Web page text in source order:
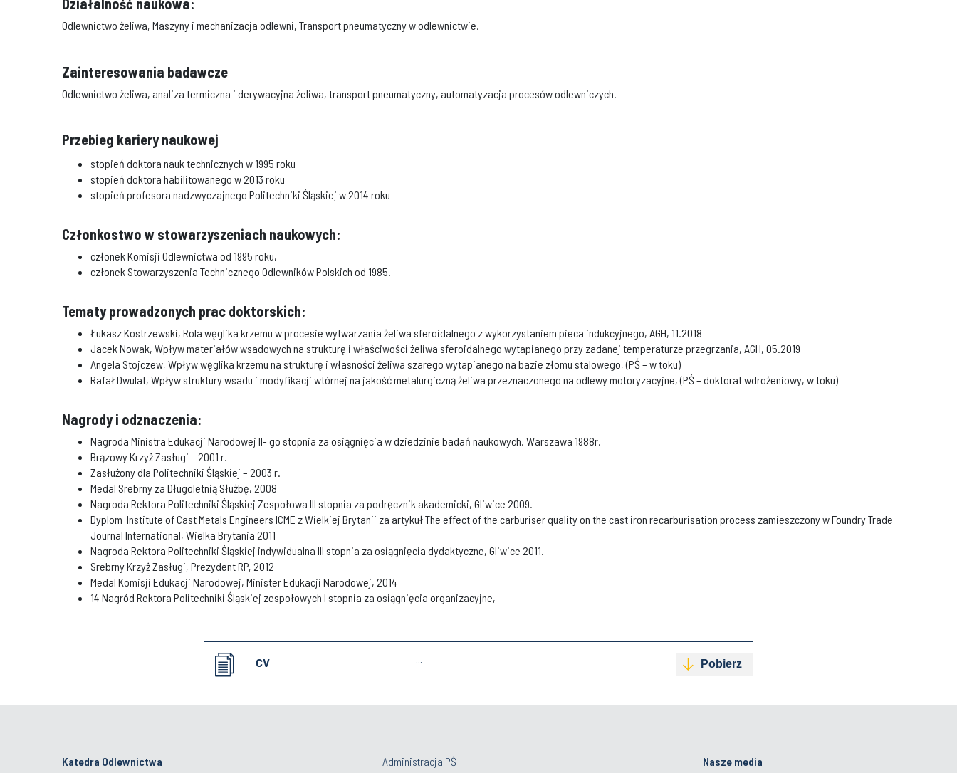
Działalność naukowa:
Odlewnictwo żeliwa, Maszyny i mechanizacja odlewni, Transport pneumatyczny w odlewnictwie.
Zainteresowania badawcze
Odlewnictwo żeliwa, analiza termiczna i derywacyjna żeliwa, transport pneumatyczny, automatyzacja procesów odlewniczych.
Przebieg kariery naukowej
stopień doktora nauk technicznych w 1995 roku
stopień doktora habilitowanego w 2013 roku
stopień profesora nadzwyczajnego Politechniki Śląskiej w 2014 roku
Członkostwo w stowarzyszeniach naukowych:
członek Komisji Odlewnictwa od 1995 roku,
członek Stowarzyszenia Technicznego Odlewników Polskich od 1985.
Tematy prowadzonych prac doktorskich:
Łukasz Kostrzewski, Rola węglika krzemu w procesie wytwarzania żeliwa sferoidalnego z wykorzystaniem pieca indukcyjnego, AGH, 11.2018
Jacek Nowak, Wpływ materiałów wsadowych na strukturę i właściwości żeliwa sferoidalnego wytapianego przy zadanej temperaturze przegrzania, AGH, 05.2019
Angela Stojczew, Wpływ węglika krzemu na strukturę i własności żeliwa szarego wytapianego na bazie złomu stalowego, (PŚ – w toku)
Rafał Dwulat, Wpływ struktury wsadu i modyfikacji wtórnej na jakość metalurgiczną żeliwa przeznaczonego na odlewy motoryzacyjne, (PŚ – doktorat wdrożeniowy, w toku)
Nagrody i odznaczenia:
Nagroda Ministra Edukacji Narodowej II- go stopnia za osiągnięcia w dziedzinie badań naukowych. Warszawa 1988r.
Brązowy Krzyż Zasługi – 2001 r.
Zasłużony dla Politechniki Śląskiej – 2003 r.
Medal Srebrny za Długoletnią Służbę, 2008
Nagroda Rektora Politechniki Śląskiej Zespołowa III stopnia za podręcznik akademicki, Gliwice 2009.
Dyplom Institute of Cast Metals Engineers ICME z Wielkiej Brytanii za artykuł The effect of the carburiser quality on the cast iron recarburisation process zamieszczony w Foundry Trade
Journal International, Wielka Brytania 2011
Nagroda Rektora Politechniki Śląskiej indywidualna III stopnia za osiągnięcia dydaktyczne, Gliwice 2011.
Srebrny Krzyż Zasługi, Prezydent RP, 2012
Medal Komisji Edukacji Narodowej, Minister Edukacji Narodowej, 2014
14 Nagród Rektora Politechniki Śląskiej zespołowych I stopnia za osiągnięcia organizacyjne,
CV Pobierz
Katedra Odlewnictwa Administracja PŚ Nasze media